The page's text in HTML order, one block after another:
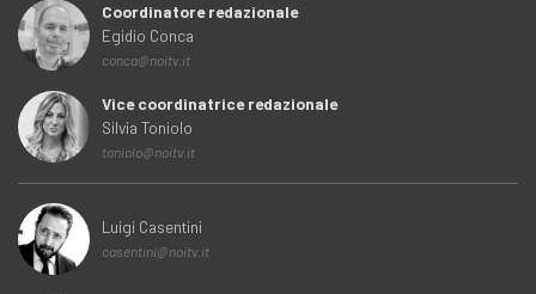
Coordinatore redazionale
Egidio Conca
conca@noitv.it
Vice coordinatrice redazionale
Silvia Toniolo
toniolo@noitv.it
Luigi Casentini
casentini@noitv.it